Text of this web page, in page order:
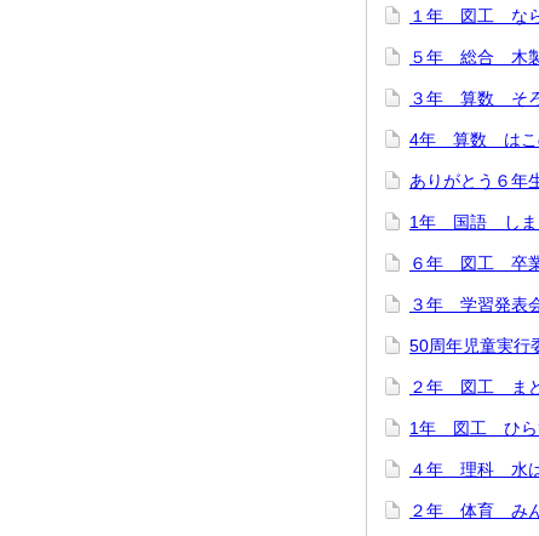
１年 図工 な
５年 総合 木製
３年 算数 そ
4年 算数 はこ
ありがとう６年
1年 国語 しま
６年 図工 卒業
３年 学習発表
50周年児童実行
２年 図工 まど
1年 図工 ひら
４年 理科 水
２年 体育 みん